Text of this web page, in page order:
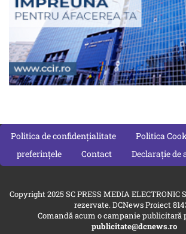
Politica de confidențialitate Politica
preferințele
Contact Declarație de
Copyright 2025 SC PRESS MEDIA
rezervate. DCNews Proiect
Comandă acum o campanie publicitară
publicitate@dcnews.ro